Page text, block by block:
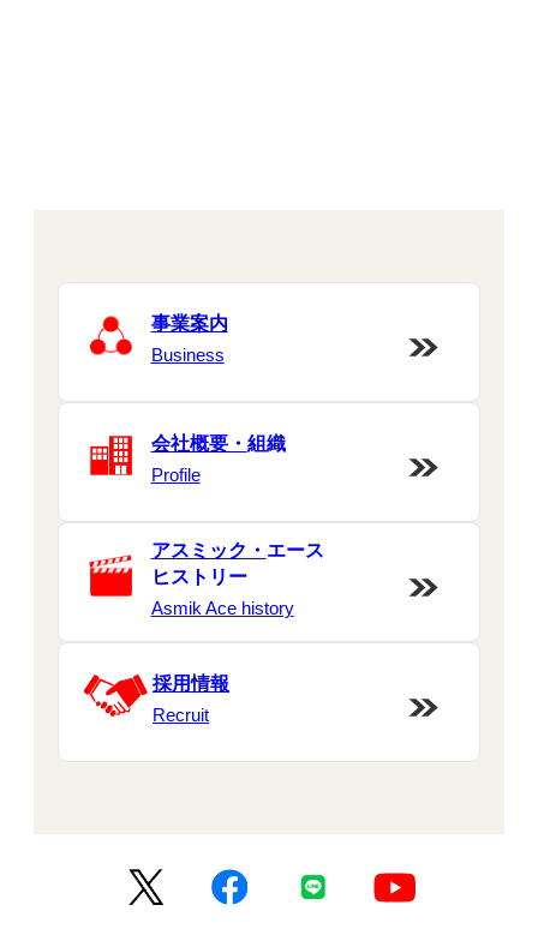
事業案内
Business
会社概要・ 組織
Profile
アスミック・ エース
ヒストリー
Asmik Ace history
採用情報
Recruit